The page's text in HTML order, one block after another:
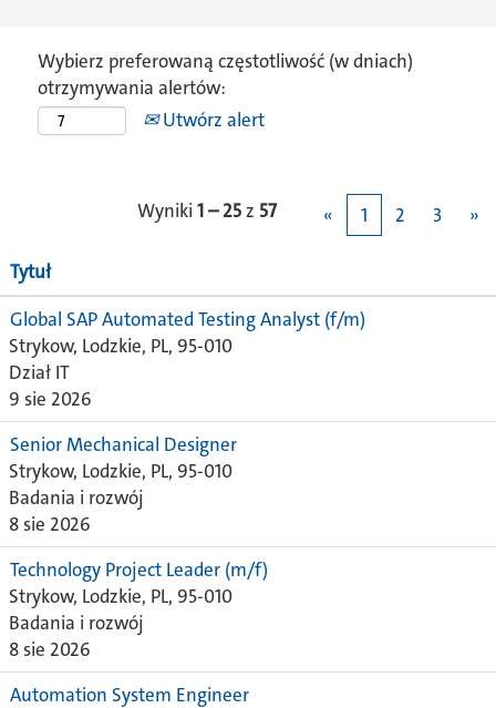
Wybierz preferowaną częstotliwość (w dniach)
otrzymywania alertów:
Utwórz alert
Wyniki 1 – 25z 57 « 1 2 3 »
Tytuł
Global SAP Automated Testing Analyst (f/m)
Strykow, Lodzkie, PL, 95-010
Dział IT
9 sie 2026
Senior Mechanical Designer
Strykow, Lodzkie, PL, 95-010
Badania i rozwój
8 sie 2026
Technology Project Leader (m/f)
Strykow, Lodzkie, PL, 95-010
Badania i rozwój
8 sie 2026
Automation System Engineer